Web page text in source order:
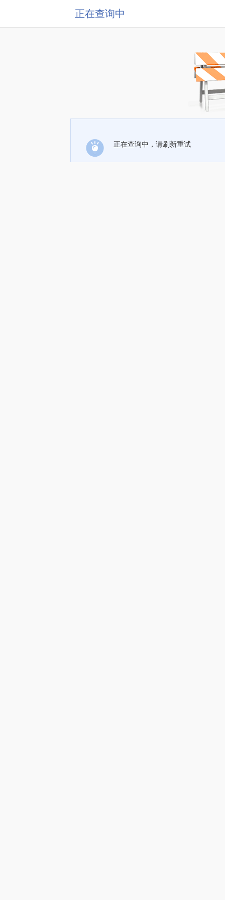
正在查询中
正在查询中，请刷新重试